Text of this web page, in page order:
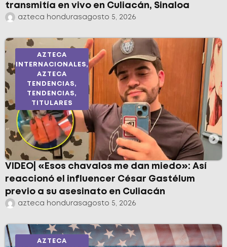
transmitía en vivo en Culiacán, Sinaloa
azteca hondurasagosto 5, 2026
AZTECA
INTERNACIONALES,
AZTECA
TENDENCIAS,
TENDENCIAS,
TITULARES
VIDEO| «Esos chavalos me dan miedo»: Así
reaccionó el influencer César Gastélum
previo a su asesinato en Culiacán
azteca hondurasagosto 5, 2026
AZTECA